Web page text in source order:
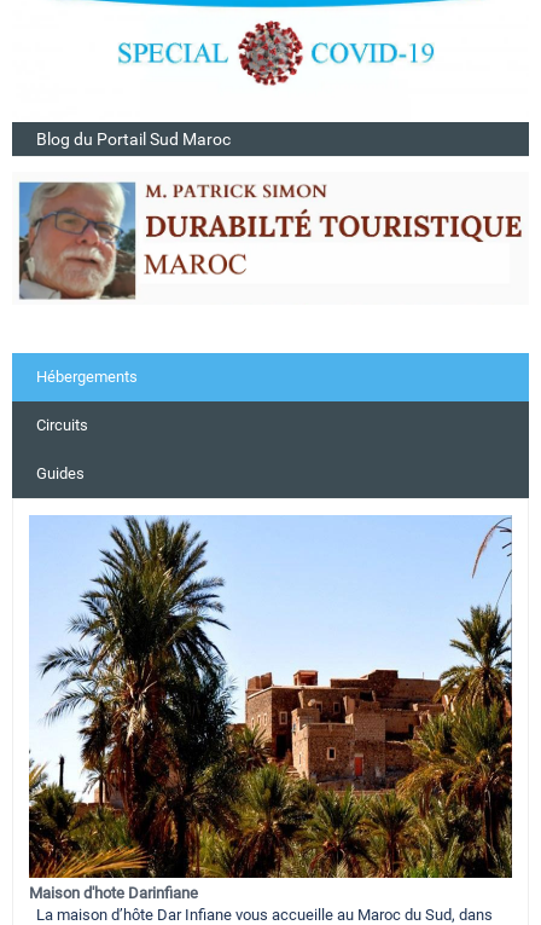
Blog du Portail Sud Maroc
Hébergements
Circuits
Guides
Maison d'hote Darinfiane
La maison d’hôte Dar Infiane vous accueille au Maroc du Sud, dans